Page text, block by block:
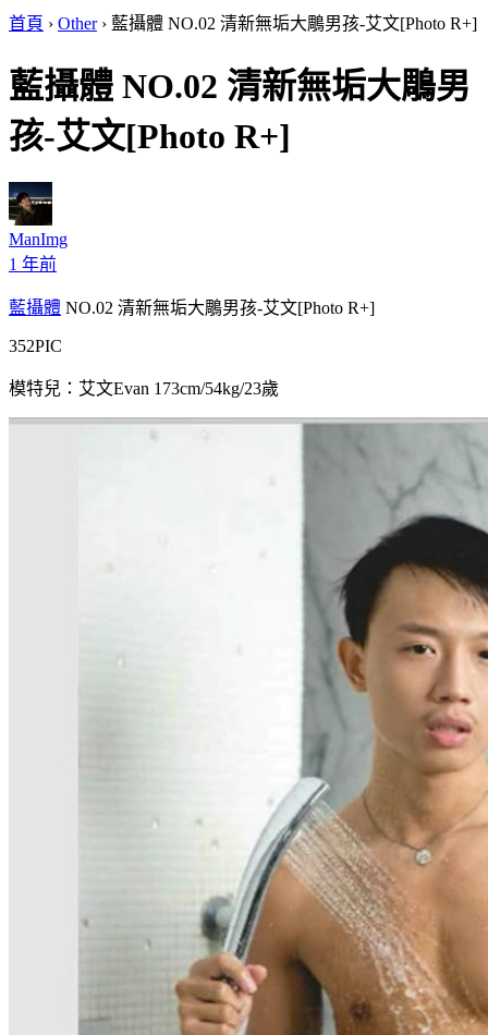
首頁 › Other › 藍攝體 NO.02 清新無垢大鵰男孩-艾文[Photo R+]
藍攝體 NO.02 清新無垢大鵰男
孩-艾文[Photo R+]
ManImg
1 年前
藍攝體 NO.02 清新無垢大鵰男孩-艾文[Photo R+]
352PIC
模特兒：艾文Evan 173cm/54kg/23歲